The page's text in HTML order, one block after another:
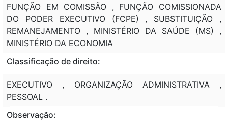
FUNÇÃO EM COMISSÃO , FUNÇÃO COMISSIONADA
DO PODER EXECUTIVO (FCPE) , SUBSTITUIÇÃO ,
REMANEJAMENTO , MINISTÉRIO DA SAÚDE (MS) ,
MINISTÉRIO DA ECONOMIA
Classificação de direito:
EXECUTIVO , ORGANIZAÇÃO ADMINISTRATIVA ,
PESSOAL .
Observação: